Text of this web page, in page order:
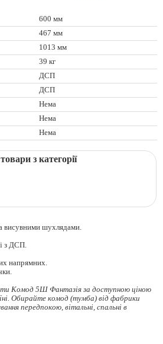
600 мм
467 мм
1013 мм
39 кг
ДСП
ДСП
Нема
Нема
Нема
з категорії
висувними шухлядами.
з ДСП.
напрямних.
Комод 5Ш Фантазія за доступною ціною
Обирайте комод (тумба)від фабрики
передпокою, вітальні, спальні в